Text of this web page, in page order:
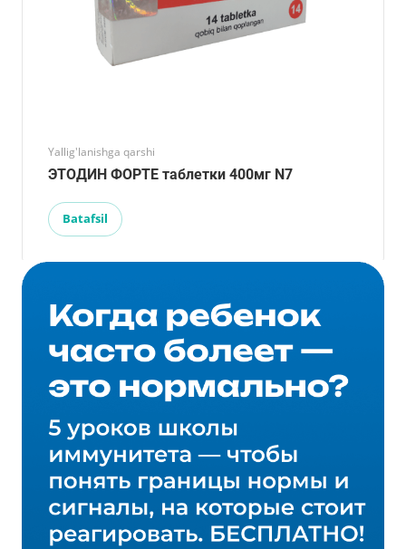
Yallig'lanishga qarshi
ЭТОДИН ФОРТЕ таблетки 400мг N7
Batafsil